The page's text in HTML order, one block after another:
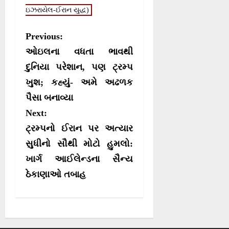
ઇઝરાયેલ-ઈરાન યુદ્ધ)
P
o
s
t
n
a
v
i
g
i
Previous:
ઓઇલના વધતા ભાવથી
દુનિયા પરેશાન, પણ ટ્રમ્પ
ખુશ; કહ્યું- અમે અઢળક
પૈસા બનાવ્યા
Next:
ટ્રમ્પનો ઈરાન પર અત્યાર
સુધીનો સૌથી મોટો હુમલો:
ખાર્ગ આઈલેન્ડના સૈન્ય
ઠેકાણાઓ તબાહ